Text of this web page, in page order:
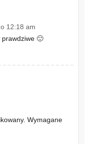
12:18 am
prawdziwe 🙂
Wymagane